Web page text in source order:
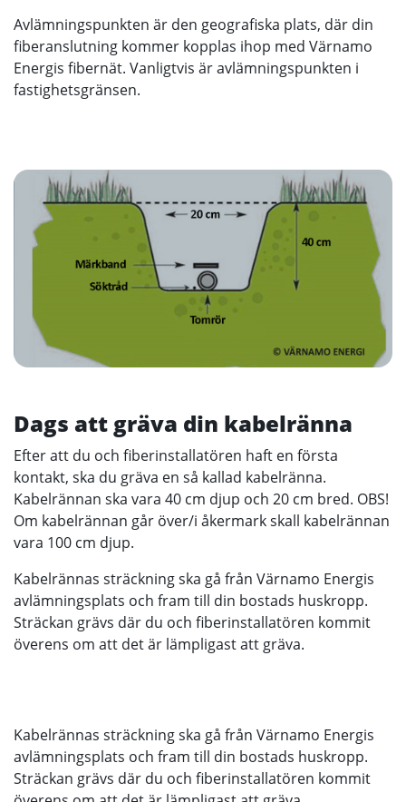
Avlämningspunkten är den geografiska plats, där din
fiberanslutning kommer kopplas ihop med Värnamo
Energis fibernät. Vanligtvis är avlämningspunkten i
fastighetsgränsen.
Dags att gräva din kabelränna
Efter att du och fiberinstallatören haft en första
kontakt, ska du gräva en så kallad kabelränna.
Kabelrännan ska vara 40 cm djup och 20 cm bred. OBS!
Om kabelrännan går över/i åkermark skall kabelrännan
vara 100 cm djup.
Kabelrännas sträckning ska gå från Värnamo Energis
avlämningsplats och fram till din bostads huskropp.
Sträckan grävs där du och fiberinstallatören kommit
överens om att det är lämpligast att gräva.
Kabelrännas sträckning ska gå från Värnamo Energis
avlämningsplats och fram till din bostads huskropp.
Sträckan grävs där du och fiberinstallatören kommit